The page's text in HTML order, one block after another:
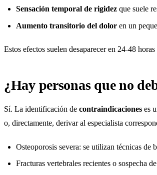
Sensación temporal de rigidez que suele
Aumento transitorio del dolor en un
Estos efectos suelen desaparecer en 24-48
¿Hay personas que no
Sí. La identificación de contraindicaciones es
o, directamente, derivar al especialista
Osteoporosis severa: se utilizan técnicas de
Fracturas vertebrales recientes o sospecha